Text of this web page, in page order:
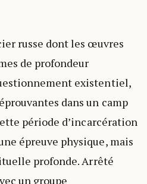
russe dont les œuvres
de profondeur
existentiel,
dans un camp
période d’incarcération
épreuve physique, mais
profonde. Arrêté
un groupe